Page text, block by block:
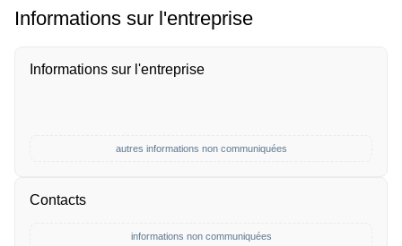
Informations sur l'entreprise
Informations sur l'entreprise
autres informations non communiquées
Contacts
informations non communiquées